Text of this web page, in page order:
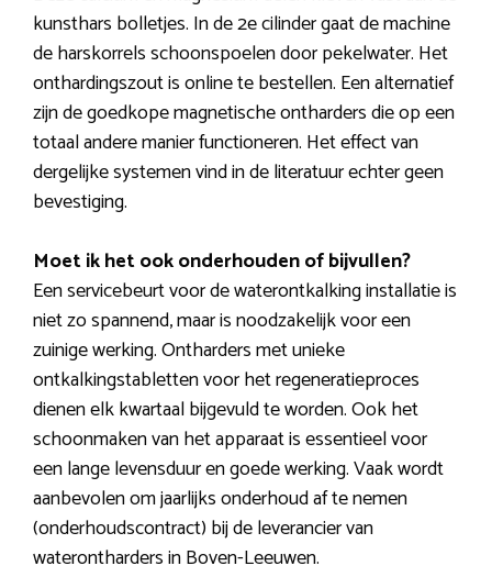
kunsthars bolletjes. In de 2e cilinder gaat de machine
de harskorrels schoonspoelen door pekelwater. Het
onthardingszout is online te bestellen. Een alternatief
zijn de goedkope magnetische ontharders die op een
totaal andere manier functioneren. Het effect van
dergelijke systemen vind in de literatuur echter geen
bevestiging.
Moet ik het ook onderhouden of bijvullen?
Een servicebeurt voor de waterontkalking installatie is
niet zo spannend, maar is noodzakelijk voor een
zuinige werking. Ontharders met unieke
ontkalkingstabletten voor het regeneratieproces
dienen elk kwartaal bijgevuld te worden. Ook het
schoonmaken van het apparaat is essentieel voor
een lange levensduur en goede werking. Vaak wordt
aanbevolen om jaarlijks onderhoud af te nemen
(onderhoudscontract) bij de leverancier van
waterontharders in Boven-Leeuwen.